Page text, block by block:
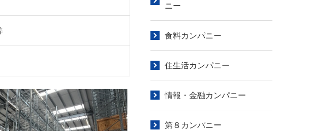
ニー
食料カンパニー
住生活カンパニー
情報・金融カンパニー
第８カンパニー